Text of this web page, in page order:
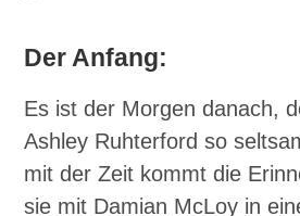
Der Anfang:
Es ist der Morgen danach,
Ashley Ruhterford so
mit der Zeit kommt die
sie mit Damian McLoy in